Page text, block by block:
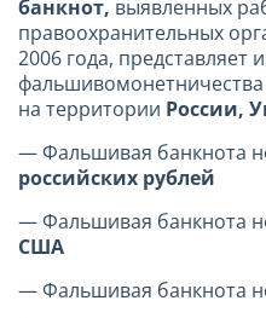
банкнот, выявленных
правоохранительных
2006 года,
на территории России,
— Фальшивая банкнота
российских рублей
— Фальшивая банкнота
США
— Фальшивая банкнота